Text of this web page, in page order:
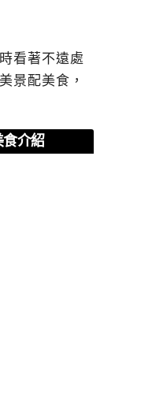
看著不遠處
景配美食，
介紹